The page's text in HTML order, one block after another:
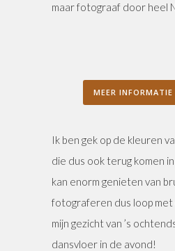
maar fotograaf door heel
MEER
Ik ben gek op de kleuren
die dus ook terug komen
kan enorm genieten van
fotograferen dus loop met
mijn gezicht van ’s
dansvloer in de avond!